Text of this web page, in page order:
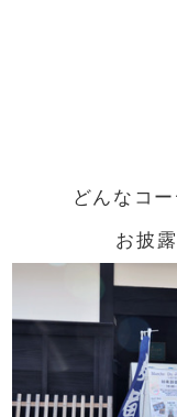
どんなコ
お披